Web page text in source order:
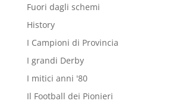
Fuori dagli schemi
History
I Campioni di Provincia
I grandi Derby
I mitici anni '80
Il Football dei Pionieri